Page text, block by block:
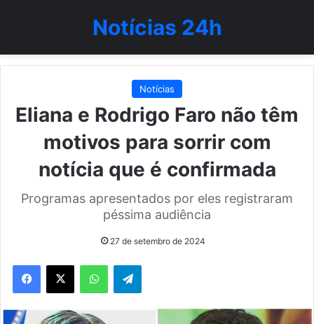
Notícias 24h
Notícias
Eliana e Rodrigo Faro não têm
motivos para sorrir com
notícia que é confirmada
Programas apresentados por eles registraram
péssima audiência
27 de setembro de 2024
WhatsAppTelegram